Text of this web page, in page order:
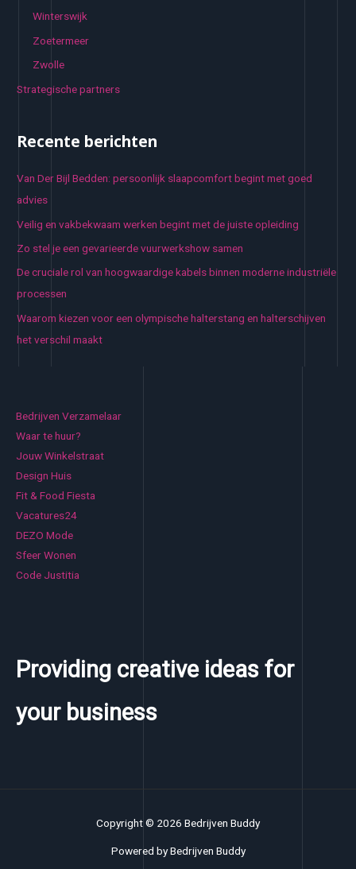
Winterswijk
Zoetermeer
Zwolle
Strategische partners
Recente berichten
Van Der Bijl Bedden: persoonlijk slaapcomfort begint met goed
advies
Veilig en vakbekwaam werken begint met de juiste opleiding
Zo stel je een gevarieerde vuurwerkshow samen
De cruciale rol van hoogwaardige kabels binnen moderne industriële
processen
Waarom kiezen voor een olympische halterstang en halterschijven
het verschil maakt
Bedrijven Verzamelaar
Waar te huur?
Jouw Winkelstraat
Design Huis
Fit & Food Fiesta
Vacatures24
DEZO Mode
Sfeer Wonen
Code Justitia
Providing creative ideas for
your business
Copyright © 2026 Bedrijven Buddy
Powered by Bedrijven Buddy